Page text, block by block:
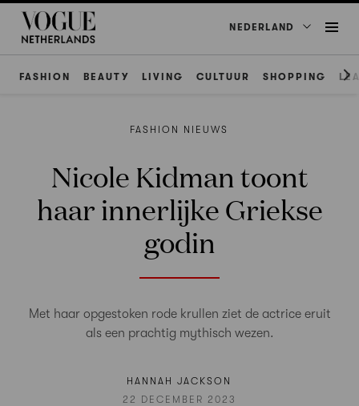
NEDERLAND
FASHION BEAUTY LIVING CULTUUR SHOPPING
FASHION NIEUWS
Nicole Kidman toont
haar innerlijke Griekse
godin
Met haar opgestoken rode krullen ziet de actrice eruit
als een prachtig mythisch wezen.
HANNAH JACKSON
22 DECEMBER 2023